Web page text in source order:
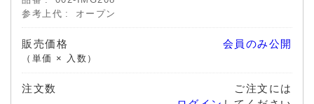
参考上代
オープン
販売価格
（単価 × 入数）
会員のみ公開
注文数
ご注文には